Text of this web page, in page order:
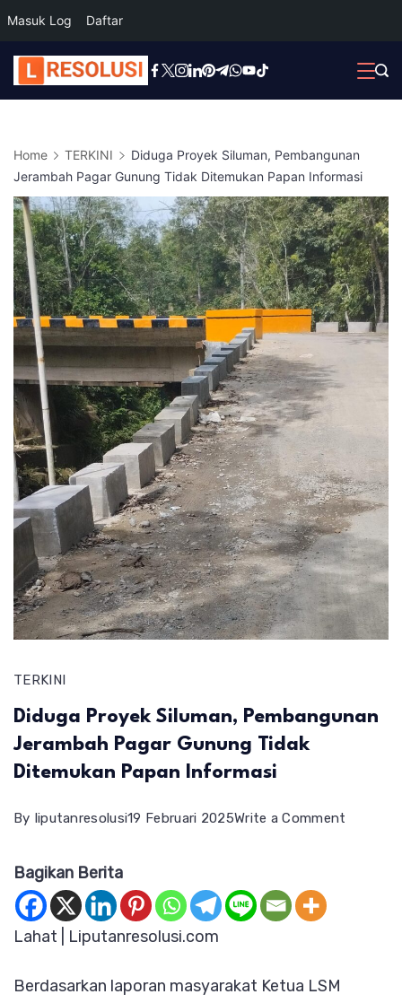
Masuk Log Daftar
Skip
to
Home TERKINI
Diduga Proyek Siluman, Pembangunan
Jerambah Pagar Gunung Tidak Ditemukan Papan Informasi
TERKINI
Diduga Proyek Siluman, Pembangunan
Jerambah Pagar Gunung Tidak
Ditemukan Papan Informasi
By liputanresolusi19 Februari 2025Write a Comment
Bagikan Berita
Lahat | Liputanresolusi.com
Berdasarkan laporan masyarakat Ketua LSM